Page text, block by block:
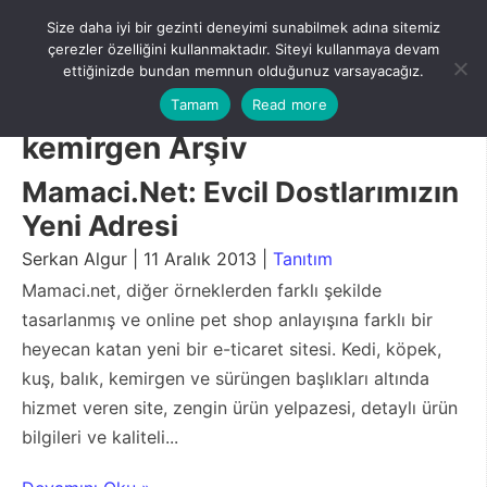
content
Menu
kemirgen Arşiv
Mamaci.Net: Evcil Dostlarımızın
Yeni Adresi
Serkan Algur | 11 Aralık 2013 | Tanıtım
Mamaci.net, diğer örneklerden farklı şekilde
tasarlanmış ve online pet shop anlayışına farklı bir
heyecan katan yeni bir e-ticaret sitesi. Kedi, köpek,
kuş, balık, kemirgen ve sürüngen başlıkları altında
hizmet veren site, zengin ürün yelpazesi, detaylı ürün
bilgileri ve kaliteli...
Size daha iyi bir gezinti deneyimi sunabilmek adına sitemiz
çerezler özelliğini kullanmaktadır. Siteyi kullanmaya devam
ettiğinizde bundan memnun olduğunuz varsayacağız.
Tamam
Read more